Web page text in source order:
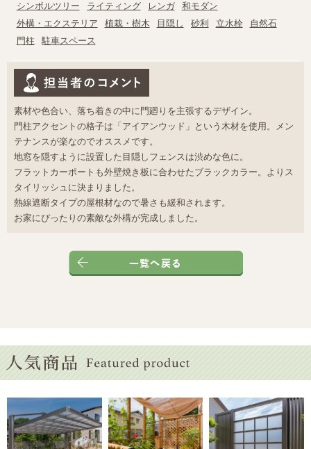
シンボルツリー
ライティング レンガ
和モダン
外構・エクステリア
植栽・樹木 目隠し 砂利 立水栓
自然石
門柱
駐車スペース
素材や色合い、落ち着きの中に門廻りを主張するデザイン。
門柱アクセントの格子は「アイアンウッド」という木材を使用。メン
テナンスが楽なのでオススメです。
地窓を隠すように設置した目隠しフェンスは渋めな色に。
フラットカーポートも外壁焼き板に合わせたブラックカラー。よりス
タイリッシュに決まりました。
熱線遮断タイプの屋根材なので暑さも緩和されます。
お家にぴったりの素敵な外構が完成しました。